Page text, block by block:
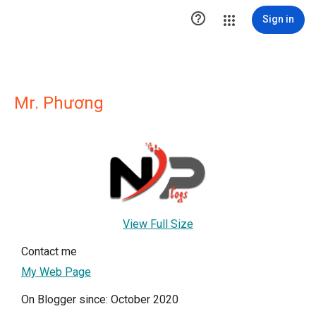
 Sign in
Mr. Phương
View Full Size
Contact me
My Web Page
On Blogger since: October 2020